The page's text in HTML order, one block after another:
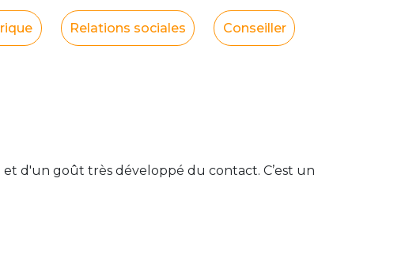
Relations sociales Conseiller
et d'un goût très développé du contact. C’est un